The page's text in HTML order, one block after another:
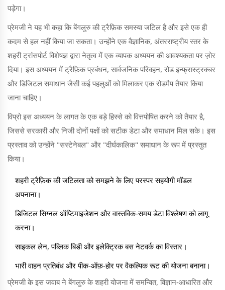
पड़ेगा।
प्रेमजी ने यह भी कहा कि बेंगलुरु की ट्रैफ़िक समस्या जटिल है और इसे एक ही
कदम से हल नहीं किया जा सकता। उन्होंने एक वैज्ञानिक, अंतरराष्ट्रीय स्तर के
शहरी ट्रांसपोर्ट विशेषज्ञ द्वारा नेतृत्व में एक व्यापक अध्ययन की आवश्यकता पर ज़ोर
दिया। इस अध्ययन में ट्रैफ़िक प्रबंधन, सार्वजनिक परिवहन, रोड इन्फ्रास्ट्रक्चर
और डिजिटल समाधान जैसी कई पहलुओं को मिलाकर एक रोडमैप तैयार किया
जाना चाहिए।
विप्रो इस अध्ययन के लागत के एक बड़े हिस्से को वित्तपोषित करने को तैयार है,
जिससे सरकारी और निजी दोनों पक्षों को सटीक डेटा और समाधान मिल सके। इस
प्रस्ताव को उन्होंने "सस्टेनेबल" और "दीर्घकालिक" समाधान के रूप में प्रस्तुत
किया।
शहरी ट्रैफ़िक की जटिलता को समझने के लिए परस्पर सहयोगी मॉडल
अपनाना।
डिजिटल सिग्नल ऑप्टिमाइजेशन और वास्तविक‑समय डेटा विश्लेषण को लागू
करना।
साइकल लेन, पब्लिक बिडी और इलेक्ट्रिक बस नेटवर्क का विस्तार।
भारी वाहन प्रतिबंध और पीक‑ऑफ़‑होर पर वैकल्पिक रूट की योजना बनाना।
प्रेमजी के इस जवाब ने बेंगलुरु के शहरी योजना में समन्वित, विज्ञान‑आधारित और